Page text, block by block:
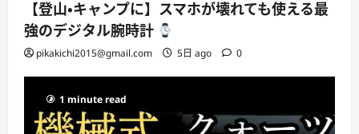
【登山・キャンプに】スマホが壊れても使える最
強のデジタル腕時計
pikakichi2015@gmail.com 5日 ago 0
1 minute read